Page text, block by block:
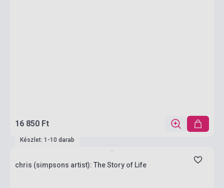
16 850 Ft
Készlet: 1-10 darab
chris (simpsons artist): The Story of Life